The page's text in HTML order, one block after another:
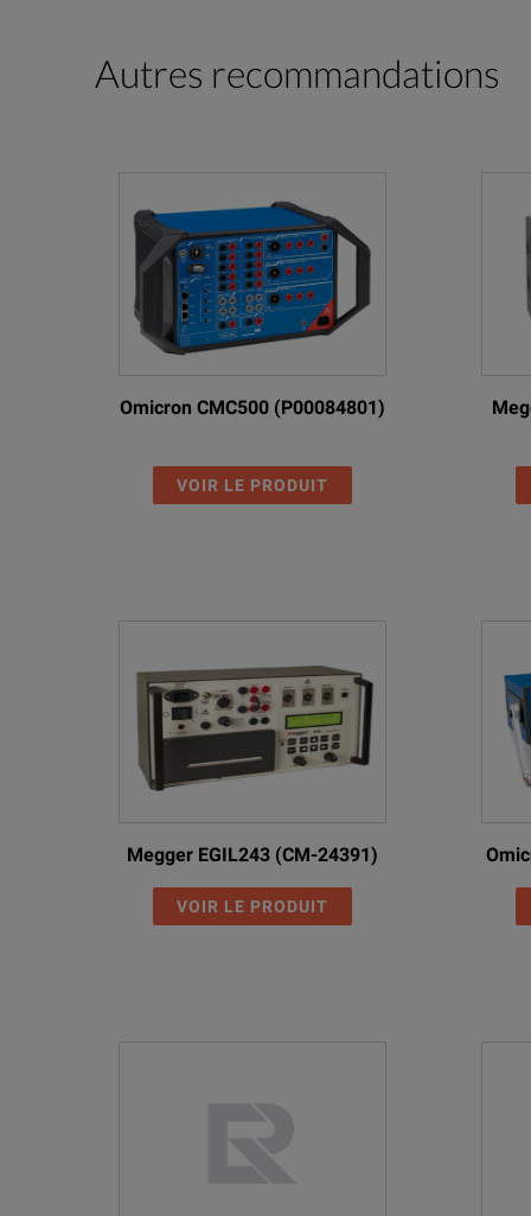
Autres recommandations
Omicron CMC500 (P00084801)
VOIR LE PRODUIT
Megger EGIL243 (CM-24391)
VOIR LE PRODUIT